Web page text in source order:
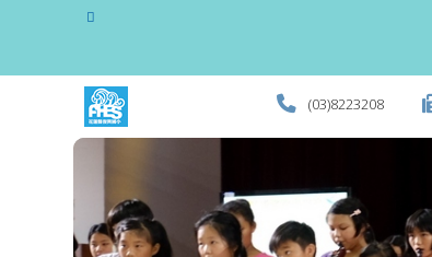
跳至主內容區
花蓮縣立復興國民小
(03)8223208